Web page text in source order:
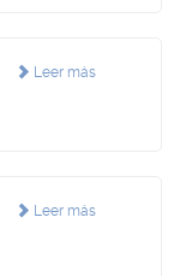
Leer más
Leer más